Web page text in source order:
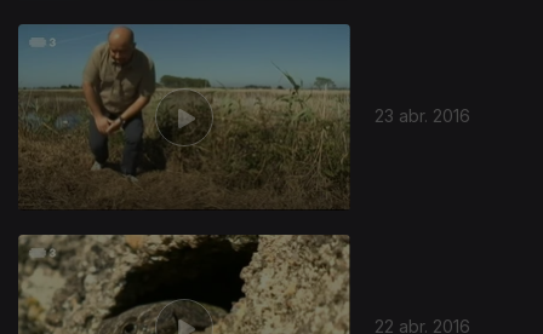
23 abr. 2016
22 abr. 2016
232822